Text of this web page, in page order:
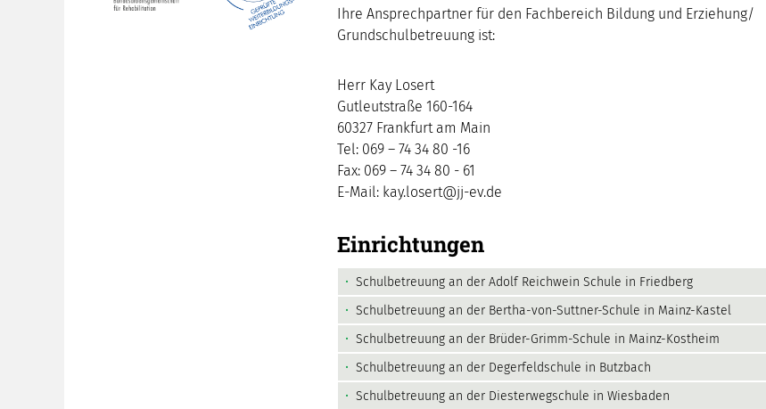
Ihre Ansprechpartner für den Fachbereich Bildung und Erziehung/
Grundschulbetreuung ist:
Herr Kay Losert
Gutleutstraße 160-164
60327 Frankfurt am Main
Tel: 069 – 74 34 80 -16
Fax: 069 – 74 34 80 - 61
E-Mail: kay.losert@jj-ev.de
Einrichtungen
Schulbetreuung an der Adolf Reichwein Schule in Friedberg
Schulbetreuung an der Bertha-von-Suttner-Schule in Mainz-Kastel
Schulbetreuung an der Brüder-Grimm-Schule in Mainz-Kostheim
Schulbetreuung an der Degerfeldschule in Butzbach
Schulbetreuung an der Diesterwegschule in Wiesbaden